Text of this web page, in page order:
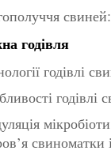
годівля
годівлі
свиноматки